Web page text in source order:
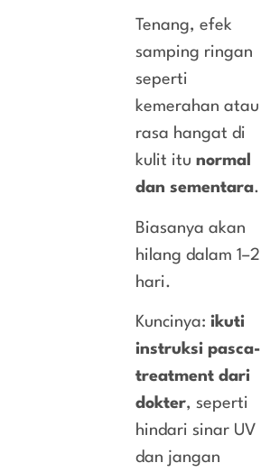
Tenang, efek
samping ringan
seperti
kemerahan atau
rasa hangat di
kulit itu normal
dan sementara.
Biasanya akan
hilang dalam 1–2
hari.
Kuncinya: ikuti
instruksi pasca-
treatment dari
dokter, seperti
hindari sinar UV
dan jangan